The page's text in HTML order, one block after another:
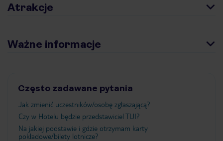
Atrakcje
Ważne informacje
Często zadawane pytania
Jak zmienić uczestników/osobę zgłaszającą?
Czy w Hotelu będzie przedstawiciel TUI?
Na jakiej podstawie i gdzie otrzymam karty
pokładowe/bilety lotnicze?